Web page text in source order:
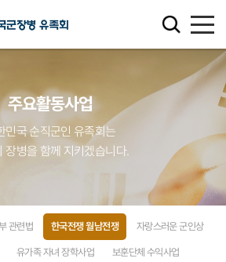
주요활동사업
민국 순직군인 유족회는
장병을 함께 지키겠습니다.
관련법 한국전쟁 월남전쟁 자랑스러운 군인상
유가족 자녀 장학사업 보훈단체 수익사업